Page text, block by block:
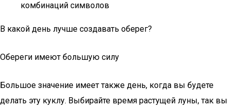
комбинаций символов
В какой день лучше создавать оберег?
Обереги имеют большую силу
Большое значение имеет также день, когда вы будете
делать эту куклу. Выбирайте время растущей луны, так вы